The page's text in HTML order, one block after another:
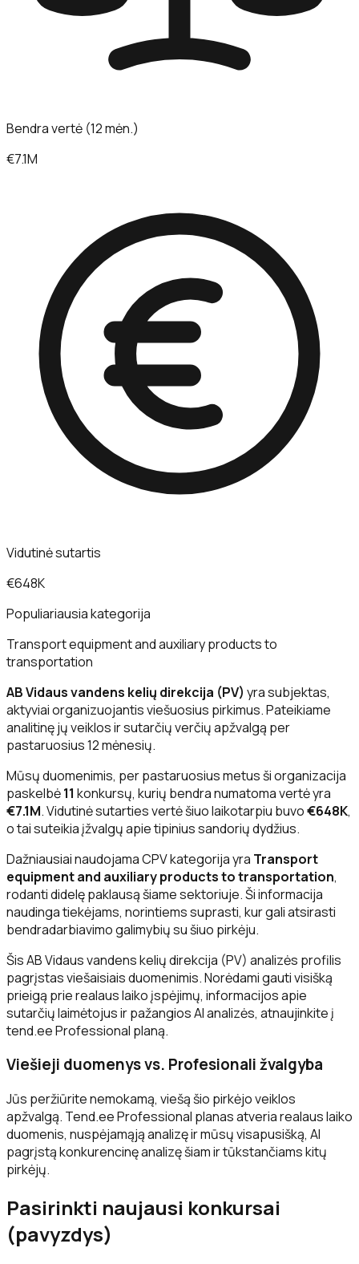
Bendra vertė (12 mėn.)
€7.1M
Vidutinė sutartis
€648K
Populiariausia kategorija
Transport equipment and auxiliary products to
transportation
AB Vidaus vandens kelių direkcija (PV) yra subjektas,
aktyviai organizuojantis viešuosius pirkimus. Pateikiame
analitinę jų veiklos ir sutarčių verčių apžvalgą per
pastaruosius 12 mėnesių.
Mūsų duomenimis, per pastaruosius metus ši organizacija
paskelbė11 konkursų, kurių bendra numatoma vertė yra
€7.1M. Vidutinė sutarties vertė šiuo laikotarpiu buvo€648K,
o tai suteikia įžvalgų apie tipinius sandorių dydžius.
Dažniausiai naudojama CPV kategorija yra Transport
equipment and auxiliary products to transportation,
rodanti didelę paklausą šiame sektoriuje. Ši informacija
naudinga tiekėjams, norintiems suprasti, kur gali atsirasti
bendradarbiavimo galimybių su šiuo pirkėju.
Šis AB Vidaus vandens kelių direkcija (PV) analizės profilis
pagrįstas viešaisiais duomenimis. Norėdami gauti visišką
prieigą prie realaus laiko įspėjimų, informacijos apie
sutarčių laimėtojus ir pažangios AI analizės, atnaujinkite į
tend.ee Professional planą.
Viešieji duomenys vs. Profesionali žvalgyba
Jūs peržiūrite nemokamą, viešą šio pirkėjo veiklos
apžvalgą. Tend.ee Professional planas atveria realaus laiko
duomenis, nuspėjamąją analizę ir mūsų visapusišką, AI
pagrįstą konkurencinę analizę šiam ir tūkstančiams kitų
pirkėjų.
Pasirinkti naujausi konkursai
(pavyzdys)